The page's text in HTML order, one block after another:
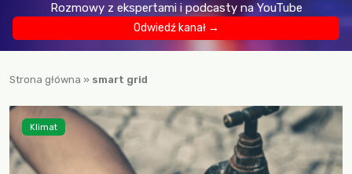
Rozmowy z ekspertami i podcasty na YouTube
Odwiedź kanał →
Strona główna » smart grid
Klimat